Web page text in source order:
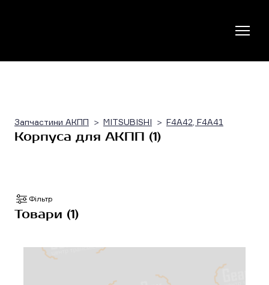
Запчастини АКПП MITSUBISHI F4A42, F4A41
Корпуса для АКПП (1)
Фільтр
Товари (1)